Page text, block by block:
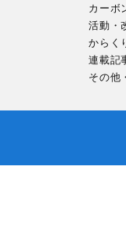
カーボ
活動・
からく
連載記
その他